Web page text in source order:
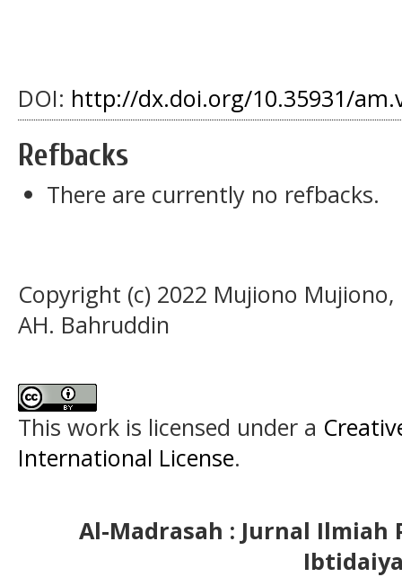
DOI: http://dx.doi.org/10.35931/
Refbacks
There are currently no refbacks.
Copyright (c) 2022 Mujiono
AH. Bahruddin
This work is licensed under a
International License.
Al-Madrasah : Jurnal Ilmiah